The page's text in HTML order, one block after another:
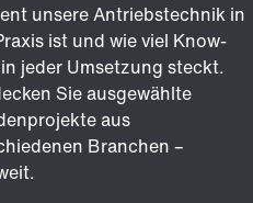
unsere Antriebstechnik in
ist und wie viel Know-
jeder Umsetzung steckt.
Sie ausgewählte
aus
Branchen –